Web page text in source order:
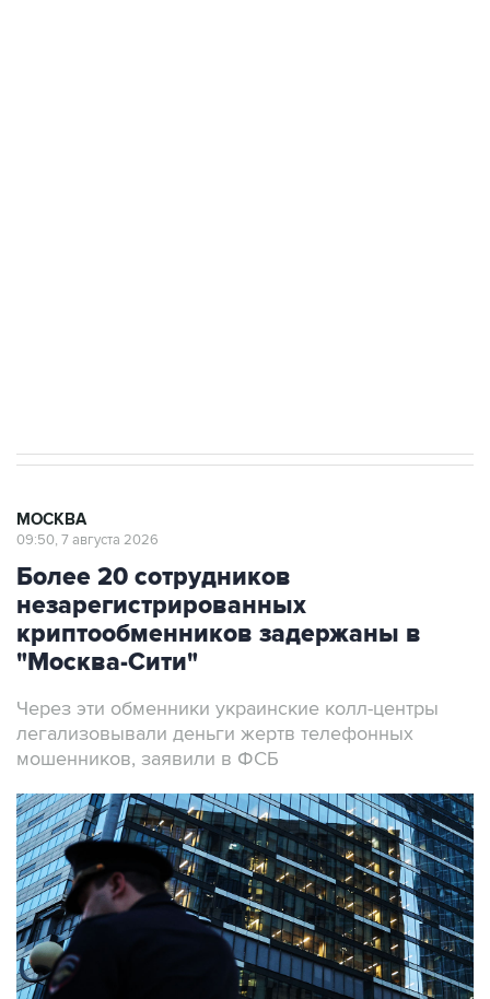
МОСКВА
09:50, 7 августа 2026
Более 20 сотрудников
незарегистрированных
криптообменников задержаны в
"Москва-Сити"
Через эти обменники украинские колл-центры
легализовывали деньги жертв телефонных
мошенников, заявили в ФСБ